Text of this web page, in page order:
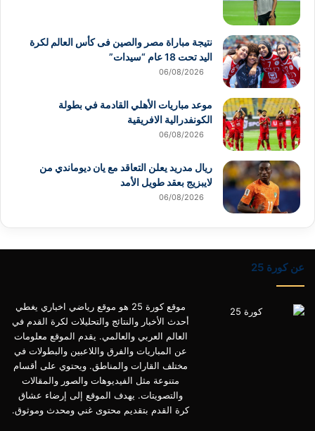
نتيجة مباراة مصر والصين فى كأس العالم لكرة
اليد تحت 18 عام “سيدات”
06/08/2026
موعد مباريات الأهلي القادمة في بطولة
الكونفدرالية الافريقية
06/08/2026
ريال مدريد يعلن التعاقد مع يان ديوماندي من
لايبزيج بعقد طويل الأمد
06/08/2026
عن كورة 25
موقع كورة 25 هو موقع رياضي اخباري يغطي
أحدث الأخبار والنتائج والتحليلات لكرة القدم في
العالم العربي والعالمي. يقدم الموقع معلومات
عن المباريات والفرق واللاعبين والبطولات في
مختلف القارات والمناطق. ويحتوي على أقسام
متنوعة مثل الفيديوهات والصور والمقالات
والتصويتات. يهدف الموقع إلى إرضاء عشاق
كرة القدم بتقديم محتوى غني ومحدث وموثوق.